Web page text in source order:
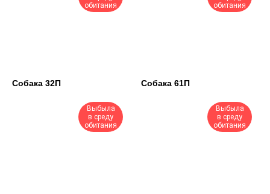
обитания
Собака 32П
обитания
Собака 61П
Выбыла
в среду
обитания
Выбыла
в среду
обитания